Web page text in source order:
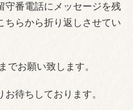
守番電話にメッセージを残
ちらから折り返しさせてい
でお願い致します。
待ちしております。